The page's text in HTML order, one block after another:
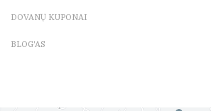
DOVANŲ KUPONAI
BLOG'AS